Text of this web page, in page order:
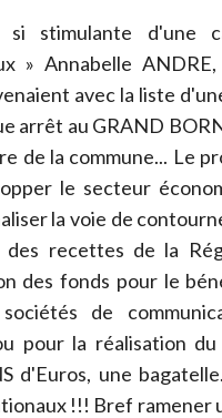
stimulante d'une
» Annabelle ANDRE,
avec la liste
arrêt au GRAND
de la commune... Le
le secteur
la voie de
des recettes de la
des fonds pour le
de
pour la réalisation du
d'Euros, une
!!! Bref ramener